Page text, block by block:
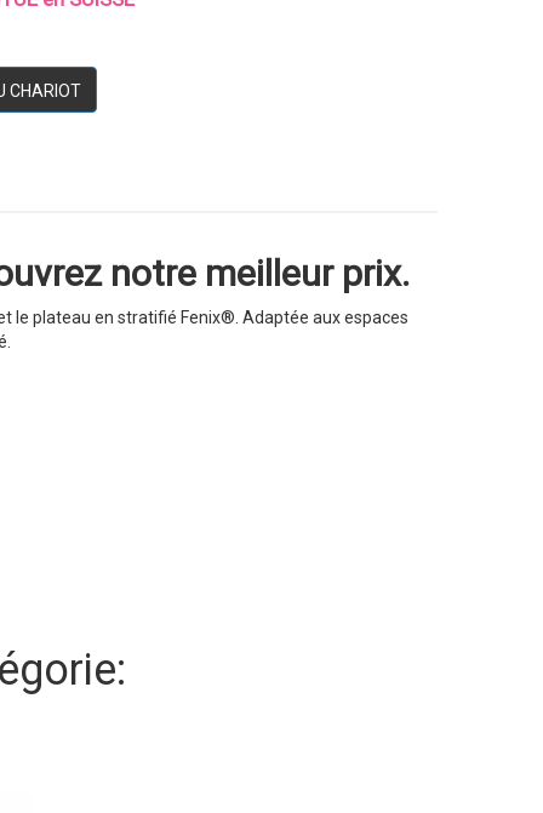
CHARIOT
notre meilleur prix.
le plateau en stratifié Fenix®. Adaptée aux espaces